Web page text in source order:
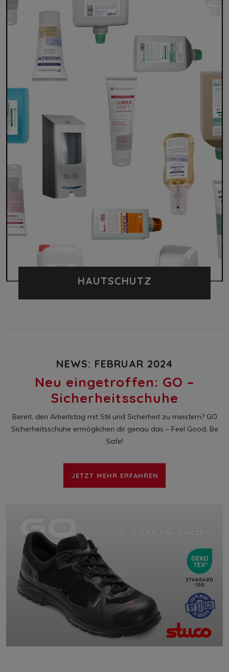
HAUTSCHUTZ
NEWS: FEBRUAR 2024
Neu eingetroffen: GO –
Sicherheitsschuhe
Bereit, den Arbeitstag mit Stil und Sicherheit zu meistern? GO
Sicherheitsschuhe ermöglichen dir genau das – Feel Good, Be
Safe!
JETZT MEHR ERFAHREN